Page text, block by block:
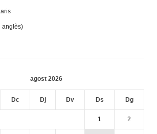
anglès)
agost 2026
Dc Dj Dv Ds Dg
1 2